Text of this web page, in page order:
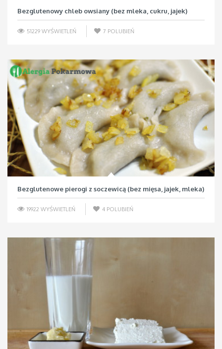
Bezglutenowy chleb owsiany (bez mleka, cukru, jajek)
51229 WYŚWIETLEŃ 7 POLUBIEŃ
Bezglutenowe pierogi z soczewicą (bez mięsa, jajek, mleka)
19922 WYŚWIETLEŃ 4 POLUBIEŃ